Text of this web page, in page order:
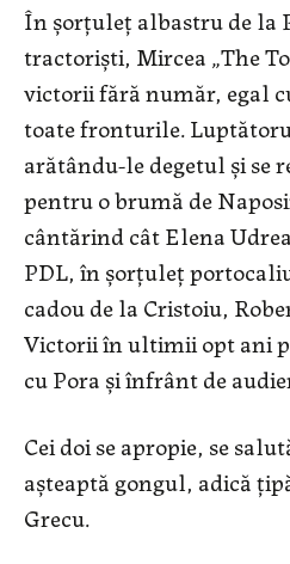
În șorțuleț albastru de la
tractoriști, Mircea „The
victorii fără număr, egal
toate fronturile.
arătându-le degetul și se
pentru o brumă de
cântărind cât Elena
PDL, în șorțuleț
cadou de la Cristoiu,
Victorii în ultimii opt ani
cu Pora și înfrânt de
Cei doi se apropie, se
așteaptă gongul, adică
Grecu.